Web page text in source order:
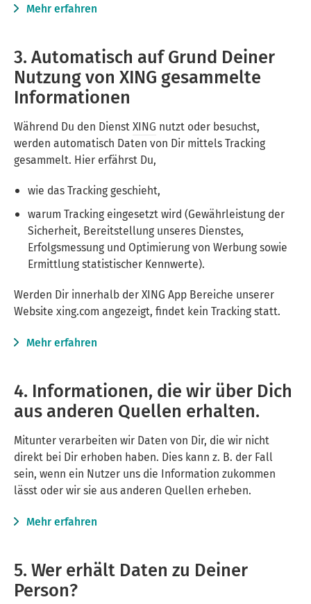
Mehr erfahren
3. Automatisch auf Grund Deiner
Nutzung von XING gesammelte
Informationen
Während Du den DienstXING nutzt oder besuchst,
werden automatisch Daten von Dir mittels Tracking
gesammelt. Hier erfährst Du,
wie das Tracking geschieht,
warum Tracking eingesetzt wird (Gewährleistung der
Sicherheit, Bereitstellung unseres Dienstes,
Erfolgsmessung und Optimierung von Werbung sowie
Ermittlung statistischer Kennwerte).
Werden Dir innerhalb der XING App Bereiche unserer
Website xing.com angezeigt, findet kein Tracking statt.
Mehr erfahren
4. Informationen, die wir über Dich
aus anderen Quellen erhalten.
Mitunter verarbeiten wir Daten von Dir, die wir nicht
direkt bei Dir erhoben haben. Dies kann z. B. der Fall
sein, wenn ein Nutzer uns die Information zukommen
lässt oder wir sie aus anderen Quellen erheben.
Mehr erfahren
5. Wer erhält Daten zu Deiner
Person?